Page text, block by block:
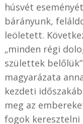
húsvét
bárányunk,
leöletett.
„minden régi
születtek
magyarázata
kezdeti
meg az
fogok keresztelni